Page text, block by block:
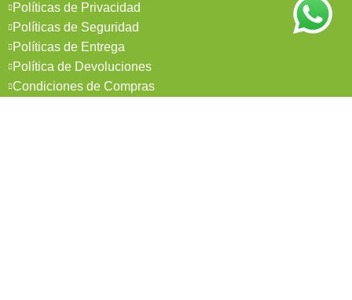
Políticas de Privacidad
Políticas de Seguridad
Políticas de Entrega
Política de Devoluciones
Condiciones de Compras